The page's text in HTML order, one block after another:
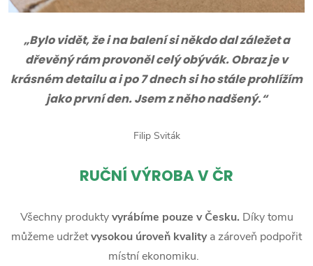
„Bylo vidět, že i na balení si někdo dal záležet a
dřevěný rám provoněl celý obývák. Obraz je v
krásném detailu a i po 7 dnech si ho stále prohlížím
jako první den. Jsem z něho nadšený.“
Filip Sviták
RUČNÍ VÝROBA V ČR
Všechny produktyvyrábíme pouze v Česku. Díky tomu
můžeme udržetvysokou úroveň kvalitya zároveň podpořit
místní ekonomiku.